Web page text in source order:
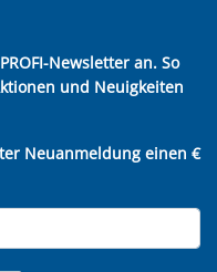
Newsletter an. So
und Neuigkeiten
Neuanmeldung einen €